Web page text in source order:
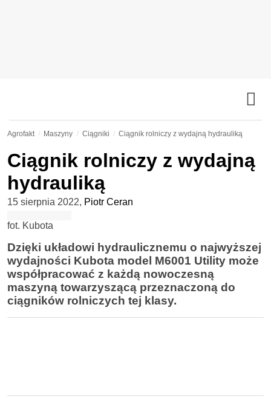
Agrofakt Maszyny Ciągniki Ciągnik rolniczy z wydajną hydrauliką
Ciągnik rolniczy z wydajną
hydrauliką
15 sierpnia 2022, Piotr Ceran
fot. Kubota
Dzięki układowi hydraulicznemu o najwyższej
wydajności Kubota model M6001 Utility może
współpracować z każdą nowoczesną
maszyną towarzyszącą przeznaczoną do
ciągników rolniczych tej klasy.